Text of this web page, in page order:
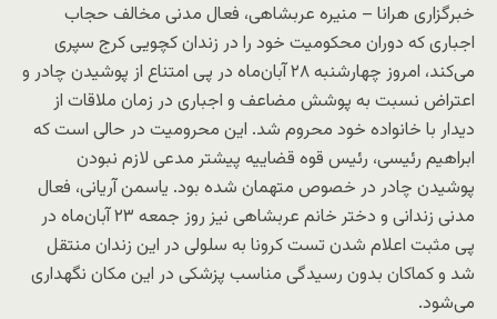
خبرگزاری هرانا – منیره عربشاهی، فعال مدنی مخالف حجاب
اجباری که دوران محکومیت خود را در زندان کچویی کرج سپری
می‌کند، امروز چهارشنبه ۲۸ آبان‌ماه در پی امتناع از پوشیدن چادر و
اعتراض نسبت به پوشش مضاعف و اجباری در زمان ملاقات از
دیدار با خانواده خود محروم شد. این محرومیت در حالی است که
ابراهیم رئیسی، رئیس قوه قضاییه پیشتر مدعی لازم نبودن
پوشیدن چادر در خصوص متهمان شده بود. یاسمن آریانی، فعال
مدنی زندانی و دختر خانم عربشاهی نیز روز جمعه ۲۳ آبان‌ماه در
پی مثبت اعلام شدن تست کرونا به سلولی در این زندان منتقل
شد و کماکان بدون رسیدگی مناسب پزشکی در این مکان نگهداری
می‌شود.